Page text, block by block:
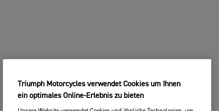
Triumph Motorcycles verwendet Cookies um Ihnen
ein optimales Online-Erlebnis zu bieten